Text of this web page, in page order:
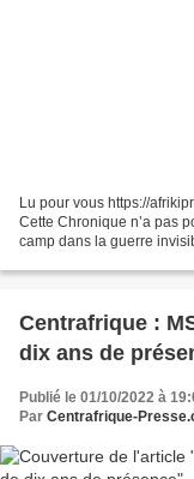
Lu pour vous https://
Cette Chronique n’a pas
camp dans la guerre
Centrafrique :
dix ans de
Publié le 01/10/2022 à
Par Centrafrique-